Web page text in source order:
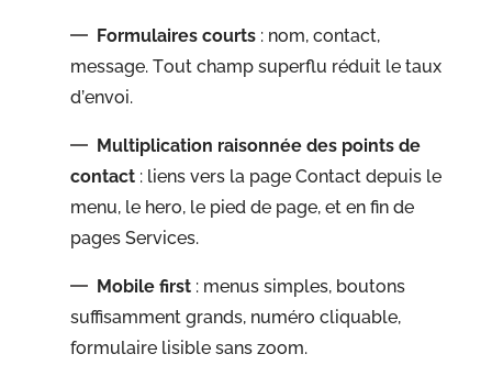
Formulaires courts : nom, contact,
message. Tout champ superflu réduit le taux
d’envoi.
Multiplication raisonnée des points de
contact : liens vers la page Contact depuis le
menu, le hero, le pied de page, et en fin de
pages Services.
Mobile first : menus simples, boutons
suffisamment grands, numéro cliquable,
formulaire lisible sans zoom.